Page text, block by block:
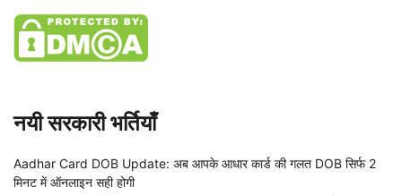
नयी सरकारी भर्तियाँ
Aadhar Card DOB Update: अब आपके आधार कार्ड की गलत DOB सिर्फ 2
मिनट में ऑनलाइन सही होगी